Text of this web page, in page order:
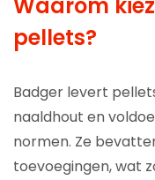
pellets?
Badger levert
naaldhout en
normen. Ze
toevoegingen, wat